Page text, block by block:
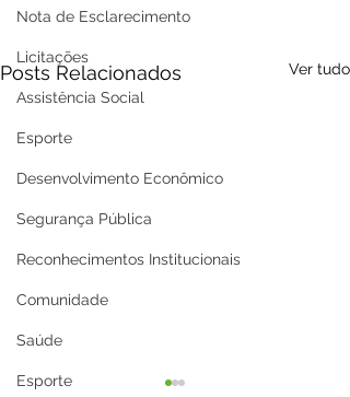
Nota de Esclarecimento
Licitações
Assistência Social
Esporte
Desenvolvimento Econômico
Segurança Pública
Reconhecimentos Institucionais
Comunidade
Saúde
Esporte
Posts Relacionados Ver tudo